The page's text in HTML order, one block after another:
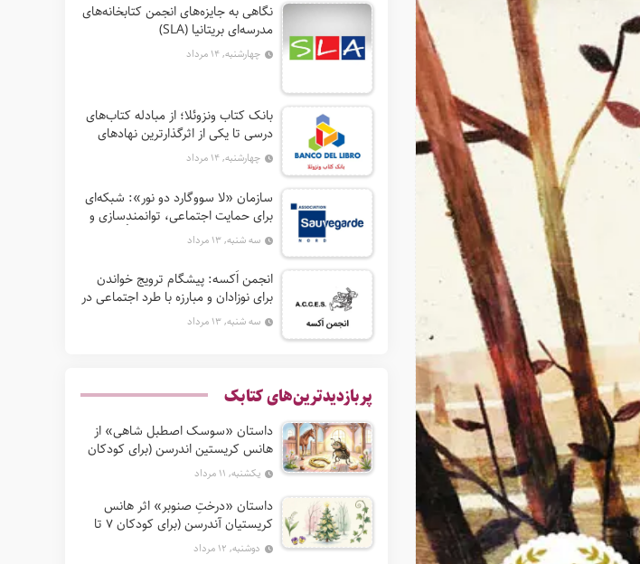
نگاهی به جایزه‌های انجمن کتابخانه‌های
مدرسه‌ای بریتانیا (SLA)
چهارشنبه, ۱۴ مرداد
بانک کتاب ونزوئلا؛ از مبادله کتاب‌های
درسی تا یکی از اثرگذارترین نهادهای
ترویج خواندن در آمریکای لاتین
چهارشنبه, ۱۴ مرداد
سازمان «لا سووگارد دو نور»: شبکه‌ای
برای حمایت اجتماعی، توانمندسازی و
ترویج فرهنگ (آ. د. اِن. اِس. اُ. آ سابق)
سه شنبه, ۱۳ مرداد
انجمن اَکسه: پیشگام ترویج خواندن
برای نوزادان و مبارزه با طرد اجتماعی در
فرانسه
سه شنبه, ۱۳ مرداد
پربازدیدترین‌های کتابک
داستان «سوسک اصطبل شاهی» از
هانس کریستین اندرسن (برای کودکان
7 تا 12 سال) یکشنبه, ۱۱ مرداد
داستان «درختِ صنوبر» اثر هانس
کریستیان آندرسن (برای کودکان 7 تا
12 سال) دوشنبه, ۱۲ مرداد